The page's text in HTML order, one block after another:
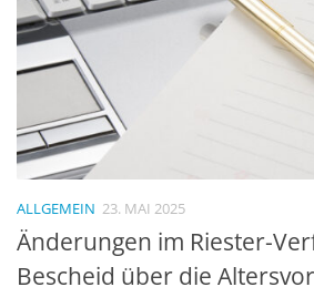
ALLGEMEIN 23. MAI 2025
Änderungen im Riester-
Bescheid über die